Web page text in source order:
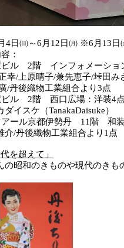
4日㈰～6月12日㈪ ※6月13
：
2階 インフォメーショ
原晴子/兼先恵子/垰田み
/丹後織物工業組合より3点
ル 2階 西口広場：洋装4点
スケ（TanakaDaisuke）
ール京都伊勢丹 11階 和装
後織物工業組合より1点
を超えて」
の昭和のきものや現代のきも